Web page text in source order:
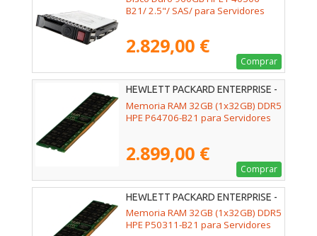
B21/ 2.5"/ SAS/ para Servidores
2.829,00 €
Comprar
HEWLETT PACKARD ENTERPRISE -
P64706-B21
Memoria RAM 32GB (1x32GB) DDR5
HPE P64706-B21 para Servidores
2.899,00 €
Comprar
HEWLETT PACKARD ENTERPRISE -
P50311-B21
Memoria RAM 32GB (1x32GB) DDR5
HPE P50311-B21 para Servidores